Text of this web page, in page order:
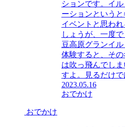
ションです。イル
ーションという
イベントと思わ
しょうが、一度
豆高原グランイル
体験すると、その
は吹っ飛んでしま
すよ。見るだけで
2023.05.16
おでかけ
おでかけ